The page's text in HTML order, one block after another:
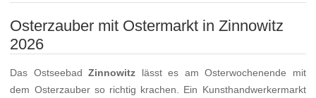
Osterzauber mit Ostermarkt in Zinnowitz
2026
Das OstseebadZinnowitz lässt es am Osterwochenende mit
dem Osterzauber so richtig krachen. Ein Kunsthandwerkermarkt